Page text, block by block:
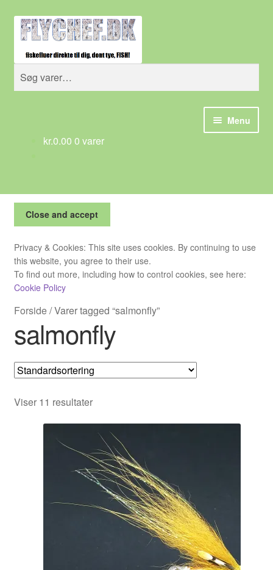
Spring
navigation
Spring
indhold
Søg
efter:
Søg
Menu
Forside
Cart
Checkout
Min Konto
Om Flychef/Impressum
Privatlivspolitik
Shop
kr.0.00 0 varer
Privacy & Cookies: This site uses cookies. By continuing to use
this website, you agree to their use.
To find out more, including how to control cookies, see here:
Cookie Policy
Forside/Varer tagged “salmonfly”
salmonfly
Viser 11 resultater